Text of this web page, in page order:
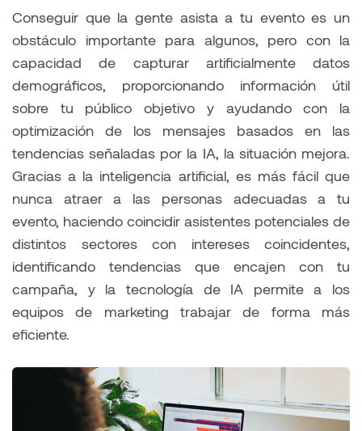
Conseguir que la gente asista a tu evento es un
obstáculo importante para algunos, pero con la
capacidad de capturar artificialmente datos
demográficos, proporcionando información útil
sobre tu público objetivo y ayudando con la
optimización de los mensajes basados en las
tendencias señaladas por la IA, la situación mejora.
Gracias a la inteligencia artificial, es más fácil que
nunca atraer a las personas adecuadas a tu
evento, haciendo coincidir asistentes potenciales de
distintos sectores con intereses coincidentes,
identificando tendencias que encajen con tu
campaña, y la tecnología de IA permite a los
equipos de marketing trabajar de forma más
eficiente.